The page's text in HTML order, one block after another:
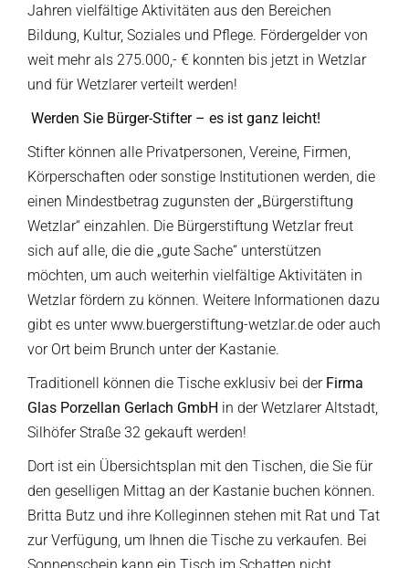
Jahren vielfältige Aktivitäten aus den Bereichen
Bildung, Kultur, Soziales und Pflege. Fördergelder von
weit mehr als 275.000,- € konnten bis jetzt in Wetzlar
und für Wetzlarer verteilt werden!
Werden Sie Bürger-Stifter – es ist ganz leicht!
Stifter können alle Privatpersonen, Vereine, Firmen,
Körperschaften oder sonstige Institutionen werden, die
einen Mindestbetrag zugunsten der „Bürgerstiftung
Wetzlar“ einzahlen. Die Bürgerstiftung Wetzlar freut
sich auf alle, die die „gute Sache“ unterstützen
möchten, um auch weiterhin vielfältige Aktivitäten in
Wetzlar fördern zu können. Weitere Informationen dazu
gibt es unter www.buergerstiftung-wetzlar.de oder auch
vor Ort beim Brunch unter der Kastanie.
Traditionell können die Tische exklusiv bei der Firma
Glas Porzellan Gerlach GmbH in der Wetzlarer Altstadt,
Silhöfer Straße 32 gekauft werden!
Dort ist ein Übersichtsplan mit den Tischen, die Sie für
den geselligen Mittag an der Kastanie buchen können.
Britta Butz und ihre Kolleginnen stehen mit Rat und Tat
zur Verfügung, um Ihnen die Tische zu verkaufen. Bei